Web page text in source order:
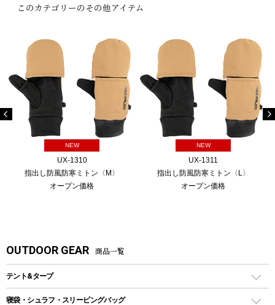
このカテゴリーのその他アイテム
NEW
UX-1310
指出し防風防寒ミトン〈M〉
オープン価格
NEW
UX-1311
指出し防風防寒ミトン〈L〉
オープン価格
OUTDOOR GEAR 商品一覧
テント&タープ
テント
寝袋・シュラフ・スリーピングバッグ